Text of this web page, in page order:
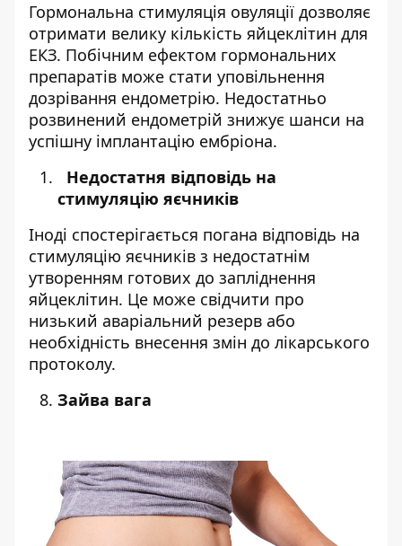
Гормональна стимуляція овуляції дозволяє
отримати велику кількість яйцеклітин для
ЕКЗ. Побічним ефектом гормональних
препаратів може стати уповільнення
дозрівання ендометрію. Недостатньо
розвинений ендометрій знижує шанси на
успішну імплантацію ембріона.
Недостатня відповідь на
стимуляцію яєчників
Іноді спостерігається погана відповідь на
стимуляцію яєчників з недостатнім
утворенням готових до запліднення
яйцеклітин. Це може свідчити про
низький аваріальний резерв або
необхідність внесення змін до лікарського
протоколу.
Зайва вага